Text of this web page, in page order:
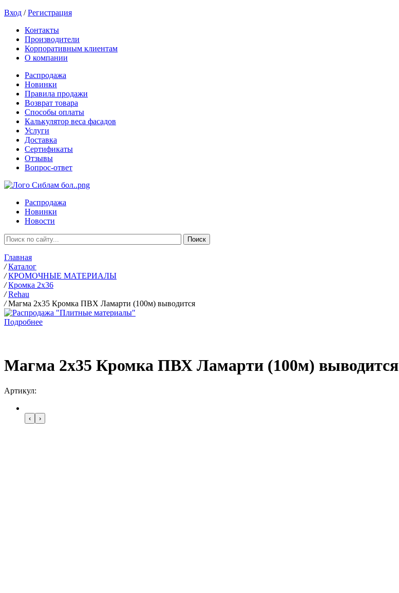
Вход /Регистрация
Контакты
Производители
Корпоративным клиентам
О компании
Распродажа
Новинки
Правила продажи
Возврат товара
Способы оплаты
Калькулятор веса фасадов
Услуги
Доставка
Сертификаты
Отзывы
Вопрос-ответ
Распродажа
Новинки
Новости
Главная
/ Каталог
/ КРОМОЧНЫЕ МАТЕРИАЛЫ
/ Кромка 2х36
/ Rehau
/ Магма 2х35 Кромка ПВХ Ламарти (100м) выводится
Подробнее
Магма 2х35 Кромка ПВХ Ламарти (100м) выводится
Артикул:
‹ ›